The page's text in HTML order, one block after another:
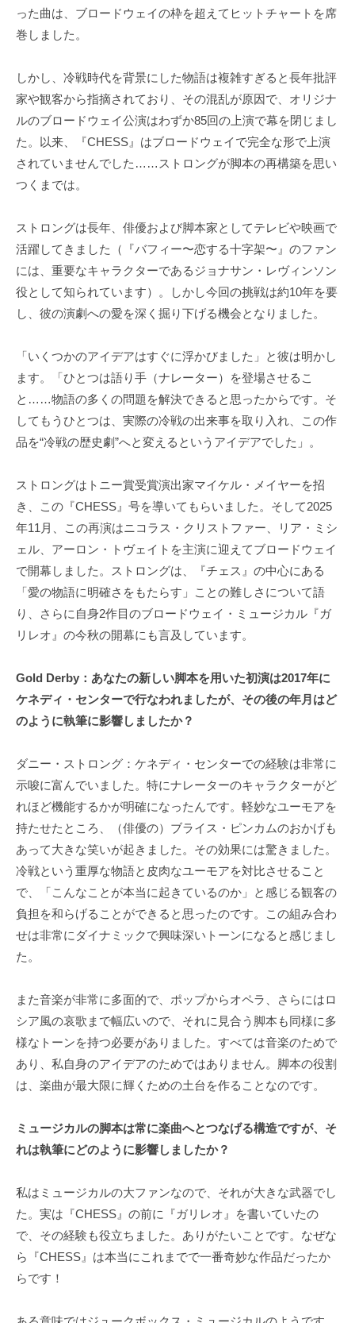
った曲は、ブロードウェイの枠を超えてヒットチャートを席
巻しました。
しかし、冷戦時代を背景にした物語は複雑すぎると長年批評
家や観客から指摘されており、その混乱が原因で、オリジナ
ルのブロードウェイ公演はわずか85回の上演で幕を閉じまし
た。以来、『CHESS』はブロードウェイで完全な形で上演
されていませんでした……ストロングが脚本の再構築を思い
つくまでは。
ストロングは長年、俳優および脚本家としてテレビや映画で
活躍してきました（『バフィー〜恋する十字架〜』のファン
には、重要なキャラクターであるジョナサン・レヴィンソン
役として知られています）。しかし今回の挑戦は約10年を要
し、彼の演劇への愛を深く掘り下げる機会となりました。
「いくつかのアイデアはすぐに浮かびました」と彼は明かし
ます。「ひとつは語り手（ナレーター）を登場させるこ
と……物語の多くの問題を解決できると思ったからです。そ
してもうひとつは、実際の冷戦の出来事を取り入れ、この作
品を“冷戦の歴史劇”へと変えるというアイデアでした」。
ストロングはトニー賞受賞演出家マイケル・メイヤーを招
き、この『CHESS』号を導いてもらいました。そして2025
年11月、この再演はニコラス・クリストファー、リア・ミシ
ェル、アーロン・トヴェイトを主演に迎えてブロードウェイ
で開幕しました。ストロングは、『チェス』の中心にある
「愛の物語に明確さをもたらす」ことの難しさについて語
り、さらに自身2作目のブロードウェイ・ミュージカル『ガ
リレオ』の今秋の開幕にも言及しています。
Gold Derby：あなたの新しい脚本を用いた初演は2017年に
ケネディ・センターで行なわれましたが、その後の年月はど
のように執筆に影響しましたか？
ダニー・ストロング：ケネディ・センターでの経験は非常に
示唆に富んでいました。特にナレーターのキャラクターがど
れほど機能するかが明確になったんです。軽妙なユーモアを
持たせたところ、（俳優の）ブライス・ピンカムのおかげも
あって大きな笑いが起きました。その効果には驚きました。
冷戦という重厚な物語と皮肉なユーモアを対比させること
で、「こんなことが本当に起きているのか」と感じる観客の
負担を和らげることができると思ったのです。この組み合わ
せは非常にダイナミックで興味深いトーンになると感じまし
た。
また音楽が非常に多面的で、ポップからオペラ、さらにはロ
シア風の哀歌まで幅広いので、それに見合う脚本も同様に多
様なトーンを持つ必要がありました。すべては音楽のためで
あり、私自身のアイデアのためではありません。脚本の役割
は、楽曲が最大限に輝くための土台を作ることなのです。
ミュージカルの脚本は常に楽曲へとつなげる構造ですが、そ
れは執筆にどのように影響しましたか？
私はミュージカルの大ファンなので、それが大きな武器でし
た。実は『CHESS』の前に『ガリレオ』を書いていたの
で、その経験も役立ちました。ありがたいことです。なぜな
ら『CHESS』は本当にこれまでで一番奇妙な作品だったか
らです！